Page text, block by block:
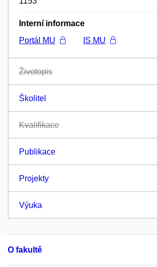
Interní informace
Portál MU
IS MU
Životopis
Školitel
Kvalifikace
Publikace
Projekty
Výuka
O fakultě